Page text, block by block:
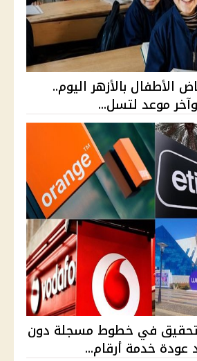
الأطفال بالأزهر اليوم..
موعد لتسل...
في خطوط مسجلة دون
عودة خدمة أرقام...